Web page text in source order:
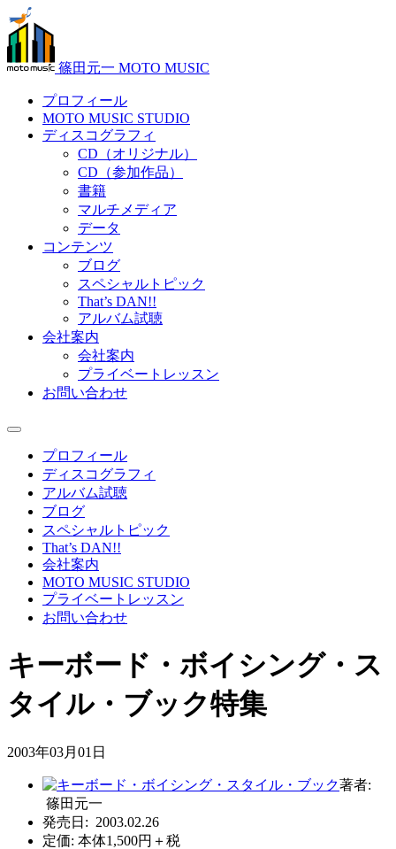
篠田元一 MOTO MUSIC
プロフィール
MOTO MUSIC STUDIO
ディスコグラフィ
CD（オリジナル）
CD（参加作品）
書籍
マルチメディア
データ
コンテンツ
ブログ
スペシャルトピック
That’s DAN!!
アルバム試聴
会社案内
会社案内
プライベートレッスン
お問い合わせ
プロフィール
ディスコグラフィ
アルバム試聴
ブログ
スペシャルトピック
That’s DAN!!
会社案内
MOTO MUSIC STUDIO
プライベートレッスン
お問い合わせ
キーボード・ボイシング・ス
タイル・ブック特集
2003年03月01日
著者:
篠田元一
発売日: 2003.02.26
定価: 本体1,500円＋税